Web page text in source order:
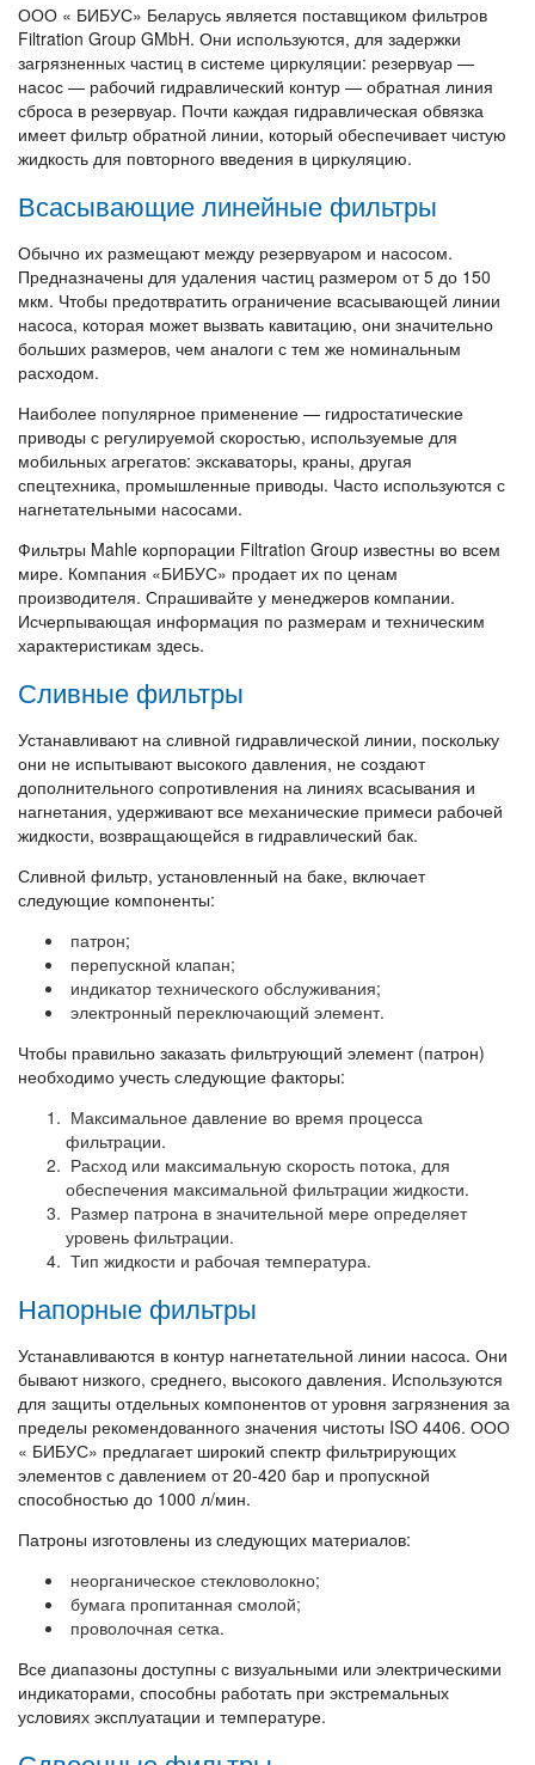
ООО « БИБУС» Беларусь является поставщиком фильтров
Filtration Group GMbH. Они используются, для задержки
загрязненных частиц в системе циркуляции: резервуар —
насос — рабочий гидравлический контур — обратная линия
сброса в резервуар. Почти каждая гидравлическая обвязка
имеет фильтр обратной линии, который обеспечивает чистую
жидкость для повторного введения в циркуляцию.
Всасывающие линейные фильтры
Обычно их размещают между резервуаром и насосом.
Предназначены для удаления частиц размером от 5 до 150
мкм. Чтобы предотвратить ограничение всасывающей линии
насоса, которая может вызвать кавитацию, они значительно
больших размеров, чем аналоги с тем же номинальным
расходом.
Наиболее популярное применение — гидростатические
приводы с регулируемой скоростью, используемые для
мобильных агрегатов: экскаваторы, краны, другая
спецтехника, промышленные приводы. Часто используются с
нагнетательными насосами.
Фильтры Mahle корпорации Filtration Group известны во всем
мире. Компания «БИБУС» продает их по ценам
производителя. Спрашивайте у менеджеров компании.
Исчерпывающая информация по размерам и техническим
характеристикам здесь.
Сливные фильтры
Устанавливают на сливной гидравлической линии, поскольку
они не испытывают высокого давления, не создают
дополнительного сопротивления на линиях всасывания и
нагнетания, удерживают все механические примеси рабочей
жидкости, возвращающейся в гидравлический бак.
Сливной фильтр, установленный на баке, включает
следующие компоненты:
патрон;
перепускной клапан;
индикатор технического обслуживания;
электронный переключающий элемент.
Чтобы правильно заказать фильтрующий элемент (патрон)
необходимо учесть следующие факторы:
Максимальное давление во время процесса
фильтрации.
Расход или максимальную скорость потока, для
обеспечения максимальной фильтрации жидкости.
Размер патрона в значительной мере определяет
уровень фильтрации.
Тип жидкости и рабочая температура.
Напорные фильтры
Устанавливаются в контур нагнетательной линии насоса. Они
бывают низкого, среднего, высокого давления. Используются
для защиты отдельных компонентов от уровня загрязнения за
пределы рекомендованного значения чистоты ISO 4406. ООО
« БИБУС» предлагает широкий спектр фильтрирующих
элементов с давлением от 20-420 бар и пропускной
способностью до 1000 л/мин.
Патроны изготовлены из следующих материалов:
неорганическое стекловолокно;
бумага пропитанная смолой;
проволочная сетка.
Все диапазоны доступны с визуальными или электрическими
индикаторами, способны работать при экстремальных
условиях эксплуатации и температуре.